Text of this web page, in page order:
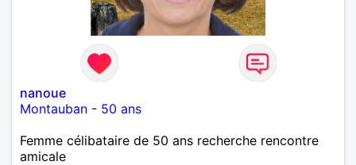
nanoue
Montauban - 50 ans
Femme célibataire de 50 ans recherche rencontre
amicale